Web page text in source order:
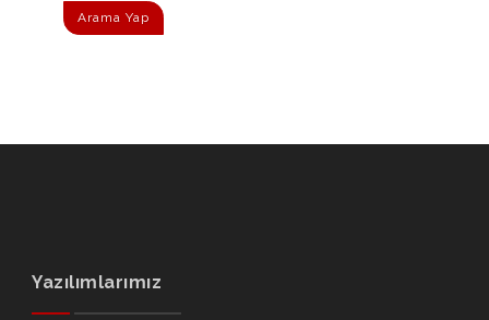
Arama Yap
Yazılımlarımız